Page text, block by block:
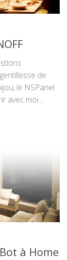
de
le NSPanel.
avec moi....
à Home